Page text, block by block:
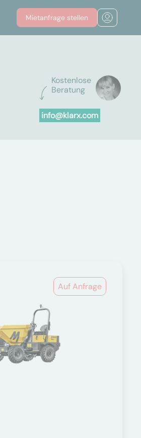
Mietanfrage stellen
Kostenlose
Beratung
info@klarx.com
Auf Anfrage